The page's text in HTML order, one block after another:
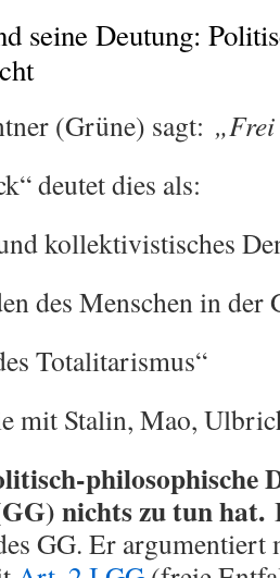
seine Deutung:
(Grüne) sagt:
deutet dies als:
kollektivistisches
des Menschen in der
Totalitarismus“
mit Stalin, Mao,
philosophische
nichts zu tun hat.
GG. Er